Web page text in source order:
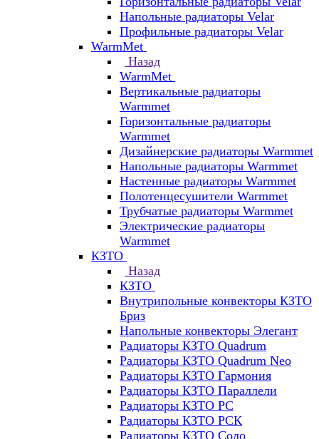
Напольные радиаторы Velar
Профильные радиаторы Velar
WarmMet
Назад
WarmMet
Вертикальные радиаторы
Warmmet
Горизонтальные радиаторы
Warmmet
Дизайнерские радиаторы Warmmet
Напольные радиаторы Warmmet
Настенные радиаторы Warmmet
Полотенцесушители Warmmet
Трубчатые радиаторы Warmmet
Электрические радиаторы
Warmmet
КЗТО
Назад
КЗТО
Внутрипольные конвекторы КЗТО
Бриз
Напольные конвекторы Элегант
Радиаторы КЗТО Quadrum
Радиаторы КЗТО Quadrum Neo
Радиаторы КЗТО Гармония
Радиаторы КЗТО Параллели
Радиаторы КЗТО РС
Радиаторы КЗТО РСК
Радиаторы КЗТО Соло